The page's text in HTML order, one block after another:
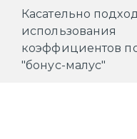
Касательно
использования
коэффициентов
"бонус-малус"